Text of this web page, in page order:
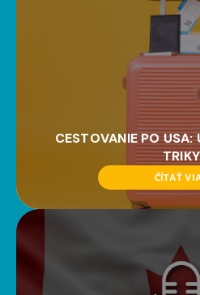
CESTOVANIE PO USA:
TRIKY
ČÍTAŤ